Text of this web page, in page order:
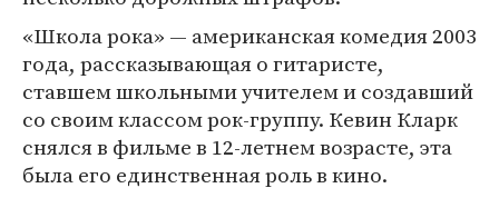
«Школа рока» — американская комедия 2003
года, рассказывающая о гитаристе,
ставшем школьными учителем и создавший
со своим классом рок-группу. Кевин Кларк
снялся в фильме в 12-летнем возрасте, эта
была его единственная роль в кино.